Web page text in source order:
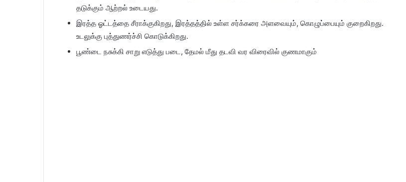
தடுக்கும் ஆற்றல் உடையது.
இரத்த ஓட்டத்தை சீராக்குகிறது, இரத்தத்தில் உள்ள சர்க்கரை அளவையும், கொழுப்பையும் குறைகிறது.
உடலுக்கு புத்துணர்ச்சி கொடுக்கிறது.
பூண்டை நசுக்கி சாறு எடுத்து படை, தேமல் மீது தடவி வர விரைவில் குணமாகும்